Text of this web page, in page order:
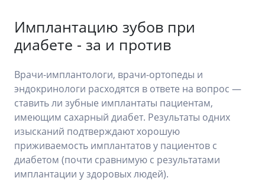
Имплантацию зубов при
диабете - за и против
Врачи-имплантологи, врачи-ортопеды и
эндокринологи расходятся в ответе на вопрос —
ставить ли зубные имплантаты пациентам,
имеющим сахарный диабет. Результаты одних
изысканий подтверждают хорошую
приживаемость имплантатов у пациентов с
диабетом (почти сравнимую с результатами
имплантации у здоровых людей).